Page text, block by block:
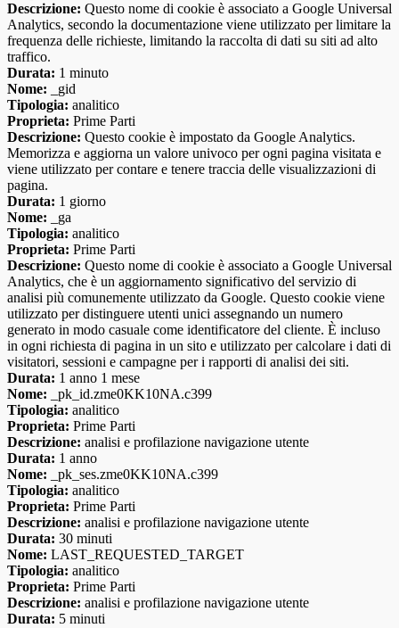
Descrizione: Questo nome di cookie è associato a Google Universal
Analytics, secondo la documentazione viene utilizzato per limitare la
frequenza delle richieste, limitando la raccolta di dati su siti ad alto
traffico.
Durata: 1 minuto
Nome: _gid
Tipologia: analitico
Proprieta: Prime Parti
Descrizione: Questo cookie è impostato da Google Analytics.
Memorizza e aggiorna un valore univoco per ogni pagina visitata e
viene utilizzato per contare e tenere traccia delle visualizzazioni di
pagina.
Durata: 1 giorno
Nome: _ga
Tipologia: analitico
Proprieta: Prime Parti
Descrizione: Questo nome di cookie è associato a Google Universal
Analytics, che è un aggiornamento significativo del servizio di
analisi più comunemente utilizzato da Google. Questo cookie viene
utilizzato per distinguere utenti unici assegnando un numero
generato in modo casuale come identificatore del cliente. È incluso
in ogni richiesta di pagina in un sito e utilizzato per calcolare i dati di
visitatori, sessioni e campagne per i rapporti di analisi dei siti.
Durata: 1 anno 1 mese
Nome: _pk_id.zme0KK10NA.c399
Tipologia: analitico
Proprieta: Prime Parti
Descrizione: analisi e profilazione navigazione utente
Durata: 1 anno
Nome: _pk_ses.zme0KK10NA.c399
Tipologia: analitico
Proprieta: Prime Parti
Descrizione: analisi e profilazione navigazione utente
Durata: 30 minuti
Nome: LAST_REQUESTED_TARGET
Tipologia: analitico
Proprieta: Prime Parti
Descrizione: analisi e profilazione navigazione utente
Durata: 5 minuti